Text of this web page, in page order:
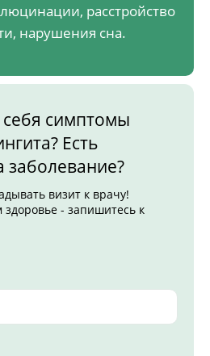
расстройство
нарушения сна.
симптомы
Есть
заболевание?
визит к врачу!
здоровье - запишитесь к